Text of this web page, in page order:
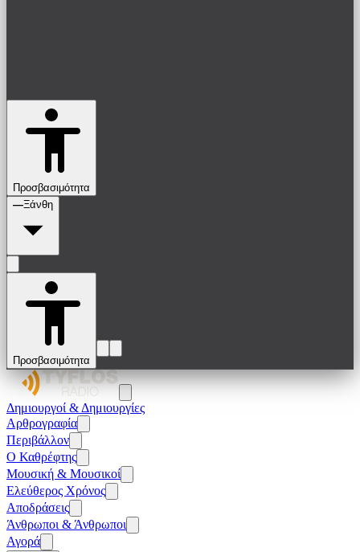
Προσβασιμότητα
—Ξάνθη
Προσβασιμότητα
Δημιουργοί & Δημιουργίες
Αρθρογραφία
Περιβάλλον
Ο Καθρέφτης
Μουσική & Μουσικοί
Ελεύθερος Χρόνος
Αποδράσεις
Άνθρωποι & Άνθρωποι
Αγορά